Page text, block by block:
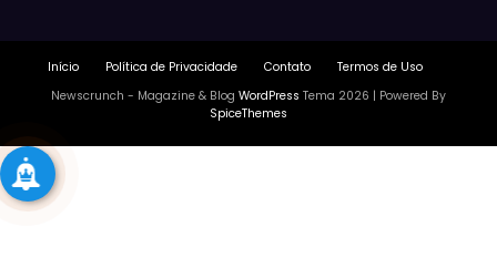
Início Política de Privacidade Contato
Termos de Uso
Newscrunch - Magazine & Blog WordPress Tema 2026 | Powered By
SpiceThemes